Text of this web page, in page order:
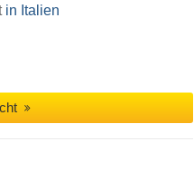
in Italien